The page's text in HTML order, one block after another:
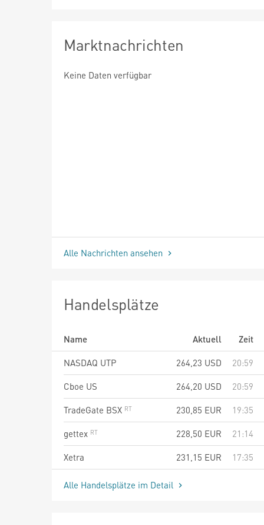
Marktnachrichten
Keine Daten verfügbar
Alle Nachrichten ansehen
Handelsplätze
Name Aktuell
Zeit
NASDAQ UTP
264,23 USD
20:59
Cboe US
264,20 USD
20:59
TradeGate BSX
230,85 EUR
19:35
gettex
228,50 EUR
21:14
Xetra
231,15 EUR 17:35
Alle Handelsplätze im Detail